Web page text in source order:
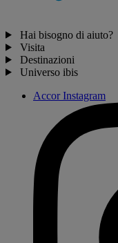
Hai bisogno di aiuto?
Visita
Destinazioni
Universo ibis
Accor Instagram